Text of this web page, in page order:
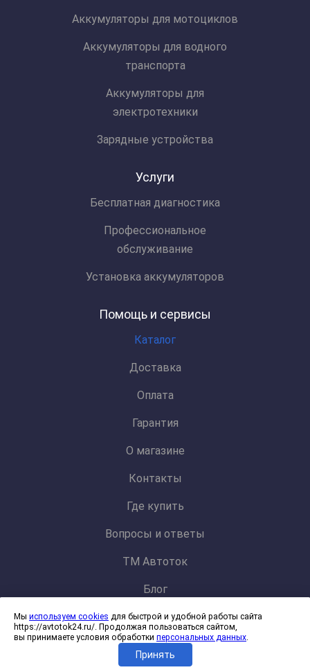
Аккумуляторы для мотоциклов
Аккумуляторы для водного
транспорта
Аккумуляторы для
электротехники
Зарядные устройства
Услуги
Бесплатная диагностика
Профессиональное
обслуживание
Установка аккумуляторов
Помощь и сервисы
Каталог
Доставка
Оплата
Гарантия
О магазине
Контакты
Где купить
Вопросы и ответы
ТМ Автоток
Блог
Политика конфиденциальности и обработки персональных данных
Согласие на обработку файлов cookies
Мы используем cookies для быстрой и удобной работы сайта
https://avtotok24.ru/. Продолжая пользоваться сайтом,
вы принимаете условия обработки персональных данных.
Принять